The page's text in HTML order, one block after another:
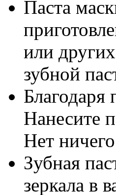
Паста
или
зубной
Благодаря
Нанесите
Нет
Зубная
зеркала в